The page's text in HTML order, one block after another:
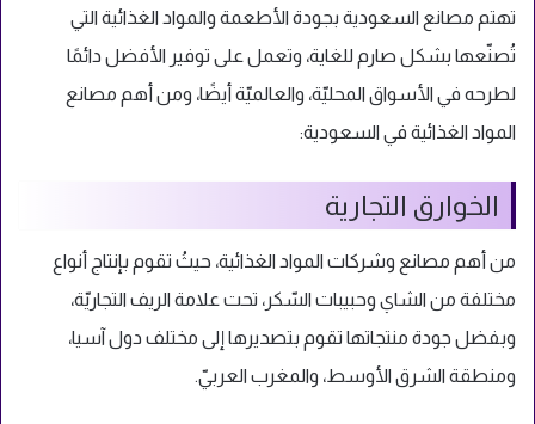
تهتم مصانع السعودية بجودة الأطعمة والمواد الغذائية التي
تُصنّعها بشكل صارم للغاية، وتعمل على توفير الأفضل دائمًا
لطرحه في الأسواق المحليّة، والعالميّة أيضًا، ومن أهم مصانع
المواد الغذائية في السعودية:
الخوارق التجارية
من أهم مصانع وشركات المواد الغذائية، حيثُ تقوم بإنتاج أنواع
مختلفة من الشاي وحبيبات السّكر، تحت علامة الريف التجاريّة،
وبفضل جودة منتجاتها تقوم بتصديرها إلى مختلف دول آسيا،
ومنطقة الشرق الأوسط، والمغرب العربيّ.